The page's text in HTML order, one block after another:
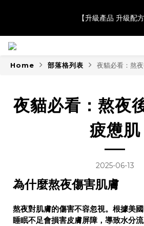
Award 勇奪金獎】
【升級產品 升級配方
【JaneClare 康膚薈在iida Award
Award 勇奪金獎】
Home 部落格列表 夜貓必看：熬
夜貓必看：熬夜
疲憊肌
2025-06-13
為什麼熬夜傷害肌膚
熬夜對肌膚的傷害不容忽視。根據美
睡眠不足會損害皮膚屏障，導致水分